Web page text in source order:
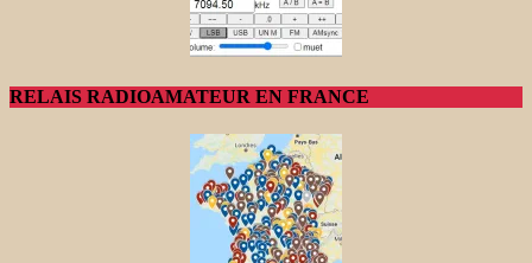
RELAIS RADIOAMATEUR EN FRANCE